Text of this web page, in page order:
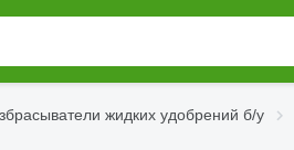
жидких удобрений б/у